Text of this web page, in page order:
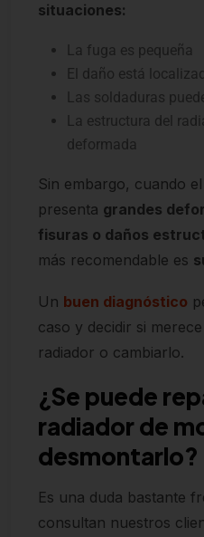
situaciones:
La fuga es pequeña
El daño está
Las soldaduras
La estructura del
deformada
Sin embargo, cuando
presenta grandes
fisuras o daños
más recomendable es
Un buen diagnóstico
caso y decidir si
radiador o cambiarlo.
¿Se puede
radiador de
desmontarlo?
Es una duda bastante
consultan nuestros